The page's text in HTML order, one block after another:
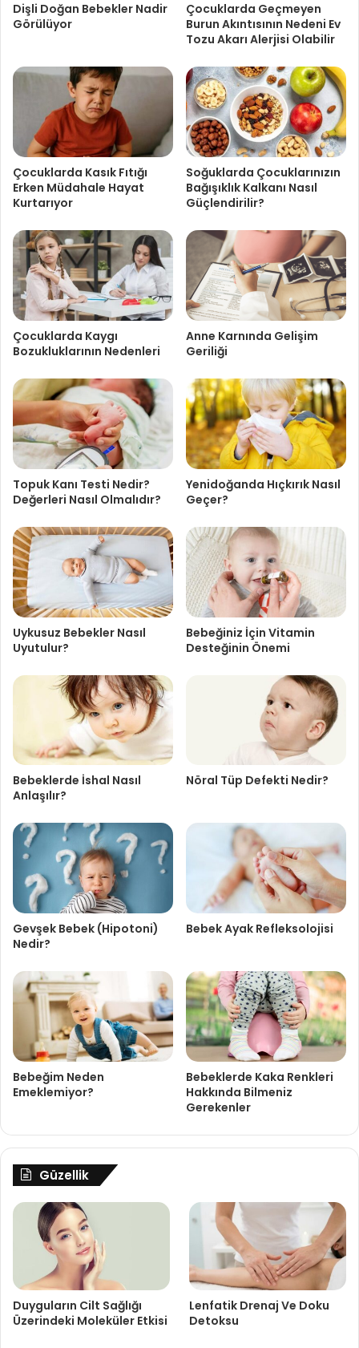
Dişli Doğan Bebekler Nadir
Görülüyor
Çocuklarda Geçmeyen
Burun Akıntısının Nedeni Ev
Tozu Akarı Alerjisi Olabilir
Çocuklarda Kasık Fıtığı
Erken Müdahale Hayat
Kurtarıyor
Soğuklarda Çocuklarınızın
Bağışıklık Kalkanı Nasıl
Güçlendirilir?
Çocuklarda Kaygı
Bozukluklarının Nedenleri
Anne Karnında Gelişim
Geriliği
Topuk Kanı Testi Nedir?
Değerleri Nasıl Olmalıdır?
Yenidoğanda Hıçkırık Nasıl
Geçer?
Uykusuz Bebekler Nasıl
Uyutulur?
Bebeğiniz İçin Vitamin
Desteğinin Önemi
Bebeklerde İshal Nasıl
Anlaşılır?
Nöral Tüp Defekti Nedir?
Gevşek Bebek (Hipotoni)
Nedir?
Bebek Ayak Refleksolojisi
Bebeğim Neden
Emeklemiyor?
Bebeklerde Kaka Renkleri
Hakkında Bilmeniz
Gerekenler
Güzellik
Duyguların Cilt Sağlığı
Üzerindeki Moleküler Etkisi
Lenfatik Drenaj Ve Doku
Detoksu